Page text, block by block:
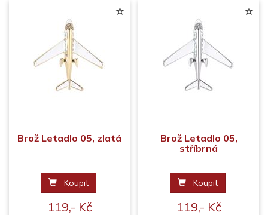
Brož Letadlo 05, zlatá
Koupit
119,- Kč
Brož Letadlo 05,
stříbrná
Koupit
119,- Kč